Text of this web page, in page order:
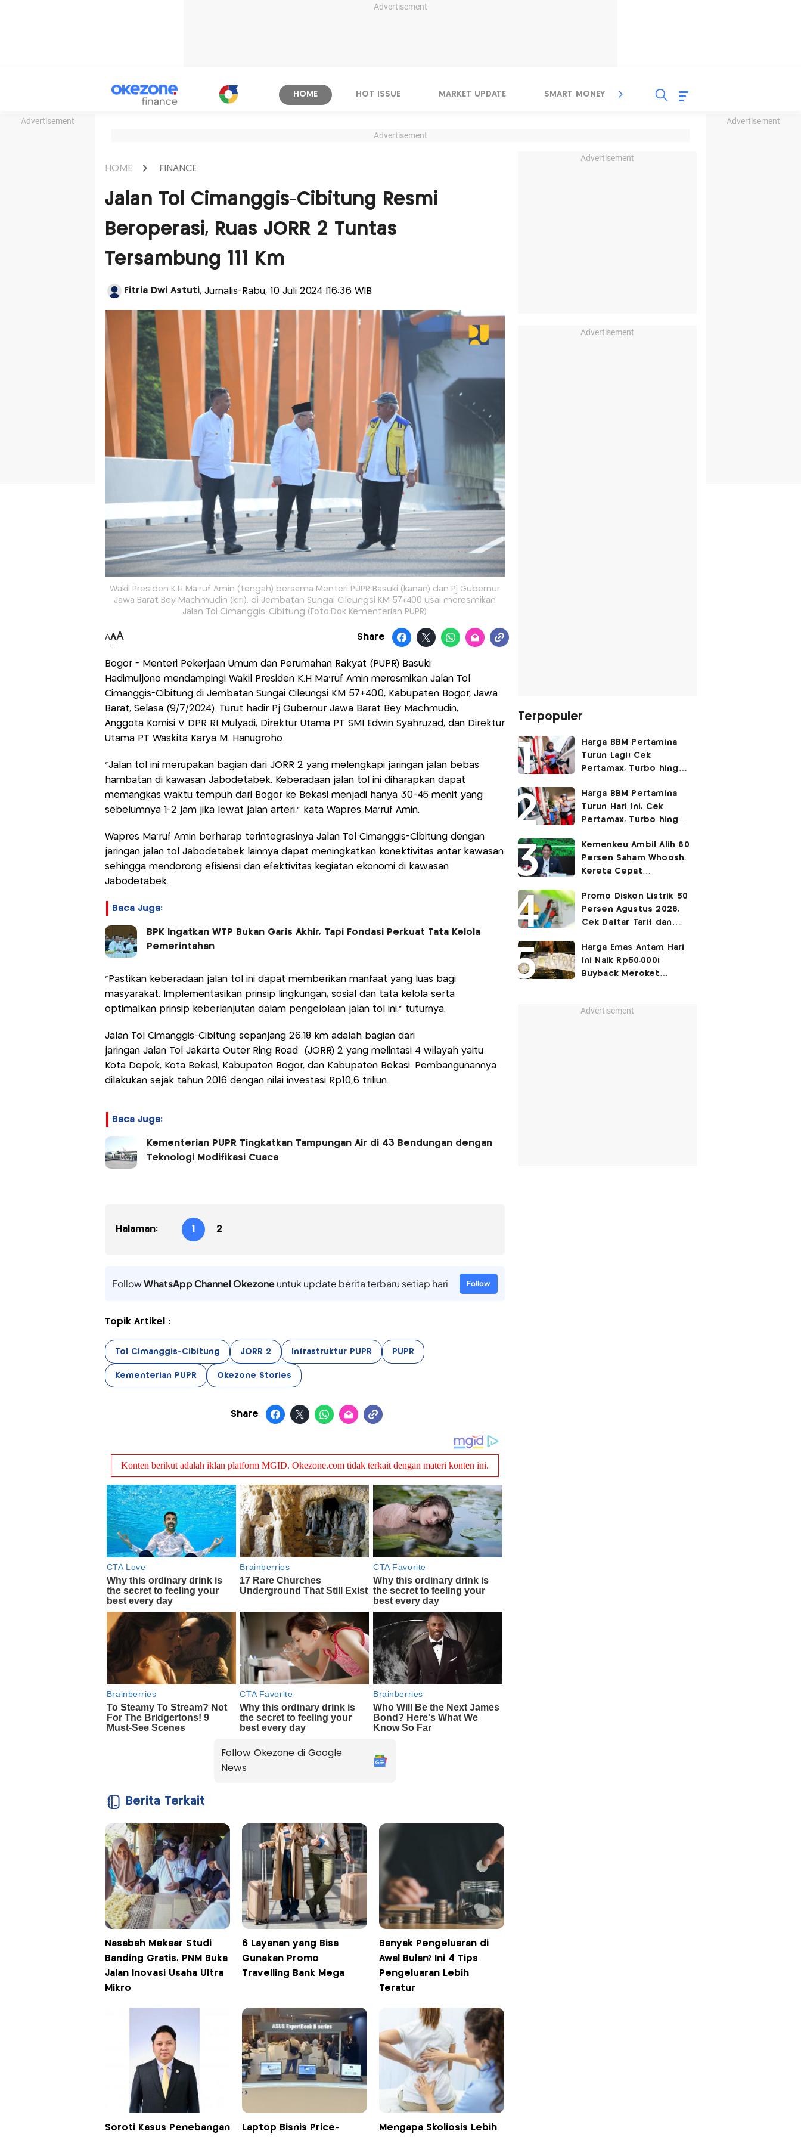
Advertisement
Advertisement Advertisement
HOME HOT ISSUE MARKET UPDATE SMART MONEY INSPIRASI BISNIS
Advertisement
HOME FINANCE
Jalan Tol Cimanggis-Cibitung Resmi
Beroperasi, Ruas JORR 2 Tuntas
Tersambung 111 Km
Fitria Dwi Astuti, Jurnalis-Rabu, 10 Juli 2024 |16:36 WIB
Wakil Presiden K.H Ma'ruf Amin (tengah) bersama Menteri PUPR Basuki (kanan) dan Pj Gubernur
Jawa Barat Bey Machmudin (kiri), di Jembatan Sungai Cileungsi KM 57+400 usai meresmikan
Jalan Tol Cimanggis-Cibitung (Foto:Dok Kementerian PUPR)
AAA Share
Bogor - Menteri Pekerjaan Umum dan Perumahan Rakyat (PUPR) Basuki
Hadimuljono mendampingi Wakil Presiden K.H Ma'ruf Amin meresmikan Jalan Tol
Cimanggis-Cibitung di Jembatan Sungai Cileungsi KM 57+400, Kabupaten Bogor, Jawa
Barat, Selasa (9/7/2024). Turut hadir Pj Gubernur Jawa Barat Bey Machmudin,
Anggota Komisi V DPR RI Mulyadi, Direktur Utama PT SMI Edwin Syahruzad, dan Direktur
Utama PT Waskita Karya M. Hanugroho.
"Jalan tol ini merupakan bagian dari JORR 2 yang melengkapi jaringan jalan bebas
hambatan di kawasan Jabodetabek. Keberadaan jalan tol ini diharapkan dapat
memangkas waktu tempuh dari Bogor ke Bekasi menjadi hanya 30-45 menit yang
sebelumnya 1-2 jam jika lewat jalan arteri," kata Wapres Ma'ruf Amin.
Wapres Ma'ruf Amin berharap terintegrasinya Jalan Tol Cimanggis-Cibitung dengan
jaringan jalan tol Jabodetabek lainnya dapat meningkatkan konektivitas antar kawasan
sehingga mendorong efisiensi dan efektivitas kegiatan ekonomi di kawasan
Jabodetabek.
Baca Juga:
BPK Ingatkan WTP Bukan Garis Akhir, Tapi Fondasi Perkuat Tata Kelola
Pemerintahan
"Pastikan keberadaan jalan tol ini dapat memberikan manfaat yang luas bagi
masyarakat. Implementasikan prinsip lingkungan, sosial dan tata kelola serta
optimalkan prinsip keberlanjutan dalam pengelolaan jalan tol ini," tuturnya.
Jalan Tol Cimanggis-Cibitung sepanjang 26,18 km adalah bagian dari
jaringan Jalan Tol Jakarta Outer Ring Road (JORR) 2 yang melintasi 4 wilayah yaitu
Kota Depok, Kota Bekasi, Kabupaten Bogor, dan Kabupaten Bekasi. Pembangunannya
dilakukan sejak tahun 2016 dengan nilai investasi Rp10,6 triliun.
Baca Juga:
Kementerian PUPR Tingkatkan Tampungan Air di 43 Bendungan dengan
Teknologi Modifikasi Cuaca
Halaman: 1 2
FollowWhatsApp Channel Okezoneuntuk update berita terbaru setiap hari Follow
Topik Artikel :
Tol Cimanggis-Cibitung JORR 2 Infrastruktur PUPR PUPR
Kementerian PUPR Okezone Stories
Share
Follow Okezone di Google
News
Berita Terkait
Nasabah Mekaar Studi
Banding Gratis, PNM Buka
Jalan Inovasi Usaha Ultra
Mikro
6 Layanan yang Bisa
Gunakan Promo
Travelling Bank Mega
Banyak Pengeluaran di
Awal Bulan? Ini 4 Tips
Pengeluaran Lebih
Teratur
Soroti Kasus Penebangan Laptop Bisnis Price- Mengapa Skoliosis Lebih
Advertisement
Advertisement
Terpopuler
Harga BBM Pertamina
Turun Lagi! Cek
Pertamax, Turbo hingga
Agustus 2026
Harga BBM Pertamina
Turun Hari Ini, Cek
Pertamax, Turbo hingga
2026
Kemenkeu Ambil Alih 60
Persen Saham Whoosh,
Kereta Cepat
Surabaya
Promo Diskon Listrik 50
Persen Agustus 2026,
Cek Daftar Tarif dan
Harga Emas Antam Hari
Ini Naik Rp50.000!
Buyback Meroket
Advertisement